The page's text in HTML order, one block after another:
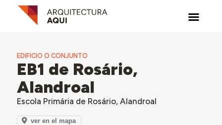
EDIFICIO O CONJUNTO
EB1 de Rosário,
Alandroal
Escola Primária de Rosário, Alandroal
ver en el mapa